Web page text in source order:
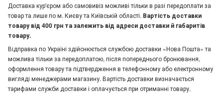
Доставка кур'єром або самовивіз можливі тільки в разі передоплати за
товар та лише по м. Києву та Київській області. Вартість доставки
товару від 400 грн та залежить від адреси доставки й габаритів
товару.
Відправка по Україні здійснюється службою доставки «Нова Пошта» та
можлива тільки за передоплатою, після попереднього бронювання,
оформлення товару та підтвердження в телефонному або електронному
вигляді менеджерами магазину. Вартість доставки визначається
тарифами служби доставки і оплачується при отриманні товару.